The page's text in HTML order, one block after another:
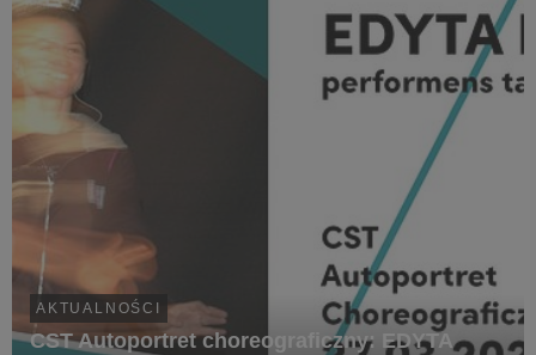
AKTUALNOŚCI
CST Autoportret choreograficzny: EDYTA